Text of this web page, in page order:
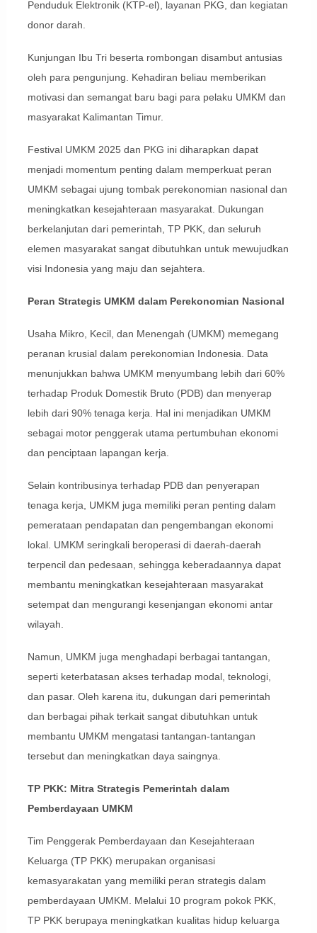
Penduduk Elektronik (KTP-el), layanan PKG, dan kegiatan
donor darah.
Kunjungan Ibu Tri beserta rombongan disambut antusias
oleh para pengunjung. Kehadiran beliau memberikan
motivasi dan semangat baru bagi para pelaku UMKM dan
masyarakat Kalimantan Timur.
Festival UMKM 2025 dan PKG ini diharapkan dapat
menjadi momentum penting dalam memperkuat peran
UMKM sebagai ujung tombak perekonomian nasional dan
meningkatkan kesejahteraan masyarakat. Dukungan
berkelanjutan dari pemerintah, TP PKK, dan seluruh
elemen masyarakat sangat dibutuhkan untuk mewujudkan
visi Indonesia yang maju dan sejahtera.
Peran Strategis UMKM dalam Perekonomian Nasional
Usaha Mikro, Kecil, dan Menengah (UMKM) memegang
peranan krusial dalam perekonomian Indonesia. Data
menunjukkan bahwa UMKM menyumbang lebih dari 60%
terhadap Produk Domestik Bruto (PDB) dan menyerap
lebih dari 90% tenaga kerja. Hal ini menjadikan UMKM
sebagai motor penggerak utama pertumbuhan ekonomi
dan penciptaan lapangan kerja.
Selain kontribusinya terhadap PDB dan penyerapan
tenaga kerja, UMKM juga memiliki peran penting dalam
pemerataan pendapatan dan pengembangan ekonomi
lokal. UMKM seringkali beroperasi di daerah-daerah
terpencil dan pedesaan, sehingga keberadaannya dapat
membantu meningkatkan kesejahteraan masyarakat
setempat dan mengurangi kesenjangan ekonomi antar
wilayah.
Namun, UMKM juga menghadapi berbagai tantangan,
seperti keterbatasan akses terhadap modal, teknologi,
dan pasar. Oleh karena itu, dukungan dari pemerintah
dan berbagai pihak terkait sangat dibutuhkan untuk
membantu UMKM mengatasi tantangan-tantangan
tersebut dan meningkatkan daya saingnya.
TP PKK: Mitra Strategis Pemerintah dalam
Pemberdayaan UMKM
Tim Penggerak Pemberdayaan dan Kesejahteraan
Keluarga (TP PKK) merupakan organisasi
kemasyarakatan yang memiliki peran strategis dalam
pemberdayaan UMKM. Melalui 10 program pokok PKK,
TP PKK berupaya meningkatkan kualitas hidup keluarga